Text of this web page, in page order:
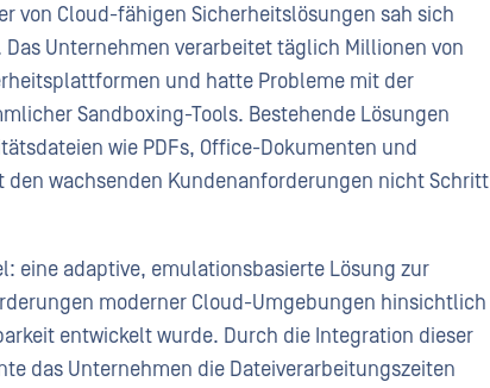
von Cloud-fähigen Sicherheitslösungen sah sich
Unternehmen verarbeitet täglich Millionen von
und hatte Probleme mit der
Sandboxing-Tools. Bestehende Lösungen
wie PDFs, Office-Dokumenten und
wachsenden Kundenanforderungen nicht Schritt
eine adaptive, emulationsbasierte Lösung zur
moderner Cloud-Umgebungen hinsichtlich
entwickelt wurde. Durch die Integration dieser
das Unternehmen die Dateiverarbeitungszeiten